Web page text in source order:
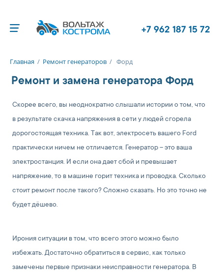
+7 962 187 15 72
Главная / Ремонт генераторов / Форд
Ремонт и замена генератора Форд
Скорее всего, вы неоднократно слышали истории о том, что
в результате скачка напряжения в сети у людей сгорела
дорогостоящая техника. Так вот, электросеть вашего Ford
практически ничем не отличается. Генератор – это ваша
электростанция. И если она дает сбой и превышает
напряжение, то в машине горит техника и проводка. Сколько
стоит ремонт после такого? Сложно сказать. Но это точно не
будет дёшево.
Ирония ситуации в том, что всего этого можно было
избежать. Достаточно обратиться в сервис, как только
замечены первые признаки неисправности генератора. В